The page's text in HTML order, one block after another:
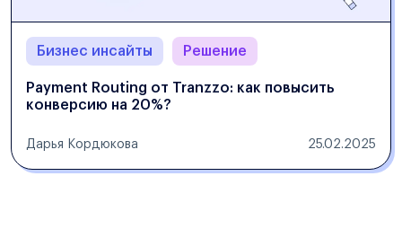
Бизнес инсайты Решение
Payment Routing от Tranzzo: как повысить
конверсию на 20%?
Дарья Кордюкова 25.02.2025